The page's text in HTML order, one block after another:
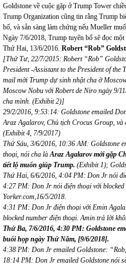
Goldstone về cuộc gặp ở Trump Tower
Trump Organization cũng tin rằng Trump
bố, và sẵn sàng làm chứng nếu Mueller
Ngày 7/6/2018, Trump tuyên bố sẽ đọc
Thứ Hai, 13/6/2016. Robert “Rob”
[Thứ Tư, 22/7/2015: Robert “Rob”
President -Assistant to the President of
mail mời Trump dự sinh nhật cha ở
Moscow Nobu với Robert de Niro ngày 9/
cha mình (Exhibit 2)]
29/2/2016, 9:53:14: Goldstone emailed
Araz Agalarov, Chủ tịch Crocus Group, và
(Exhibit 4, 7/9/2017)
ThứSáu 3/6/2016 10:36 AM: Goldstone
thoại, nói cha là Araz Agalarov mới gặp
tiết lộ muốn giúp Trump. (Exhibit 1);
Thứ Hai, 6/6/2016, 4:04 PM: Don Jr nói
4:27 PM: Don Jr nói điện thoại với blocked
Yorker.com,16/5/2018.
4:31 PM: Don Jr điện thoại với Emin
blocked number điện thoại. Amin trả lời
Thứ Ba, 7/6/2016, 4:30 PM: Goldstone
buổi họp ngày Thứ Năm, [9/6/2018].
4:38 PM: Don Jr emailed Goldstone: “
18:14 PM: Don Jr emailed Goldstone nói